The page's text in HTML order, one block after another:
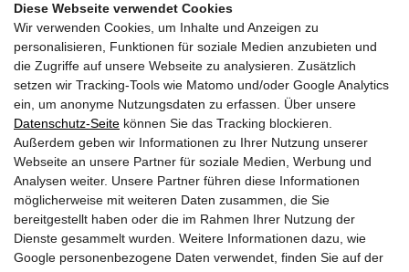
Diese Webseite verwendet Cookies
Wir verwenden Cookies, um Inhalte und Anzeigen zu
personalisieren, Funktionen für soziale Medien anzubieten und
die Zugriffe auf unsere Webseite zu analysieren. Zusätzlich
setzen wir Tracking-Tools wie Matomo und/oder Google Analytics
ein, um anonyme Nutzungsdaten zu erfassen. Über unsere
Datenschutz-Seite können Sie das Tracking blockieren.
Außerdem geben wir Informationen zu Ihrer Nutzung unserer
Webseite an unsere Partner für soziale Medien, Werbung und
Analysen weiter. Unsere Partner führen diese Informationen
möglicherweise mit weiteren Daten zusammen, die Sie
bereitgestellt haben oder die im Rahmen Ihrer Nutzung der
Dienste gesammelt wurden. Weitere Informationen dazu, wie
Google personenbezogene Daten verwendet, finden Sie auf der
SUCHEN
September
HEUTE
2027
September 2027
Es wurden leider keine Veranstaltungen gefunden ....